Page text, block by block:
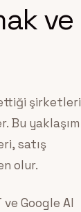
ve
şirketleri
Bu yaklaşım
satış
olur.
Google AI